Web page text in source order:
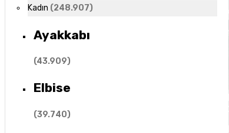
Kadın (248.907)
Ayakkabı
(43.909)
Elbise
(39.740)